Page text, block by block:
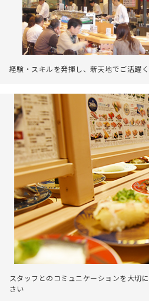
経験・スキルを発揮し、新天地でご活躍く
スタッフとのコミュニケーションを大切
さい